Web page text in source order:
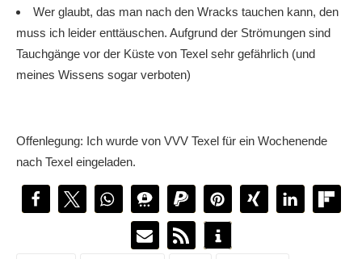
Wer glaubt, das man nach den Wracks tauchen kann, den
muss ich leider enttäuschen. Aufgrund der Strömungen sind
Tauchgänge vor der Küste von Texel sehr gefährlich (und
meines Wissens sogar verboten)
Offenlegung: Ich wurde von VVV Texel für ein Wochenende
nach Texel eingeladen.